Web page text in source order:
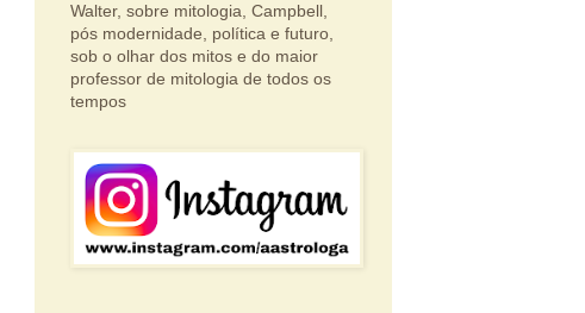
Walter, sobre mitologia, Campbell,
pós modernidade, política e futuro,
sob o olhar dos mitos e do maior
professor de mitologia de todos os
tempos